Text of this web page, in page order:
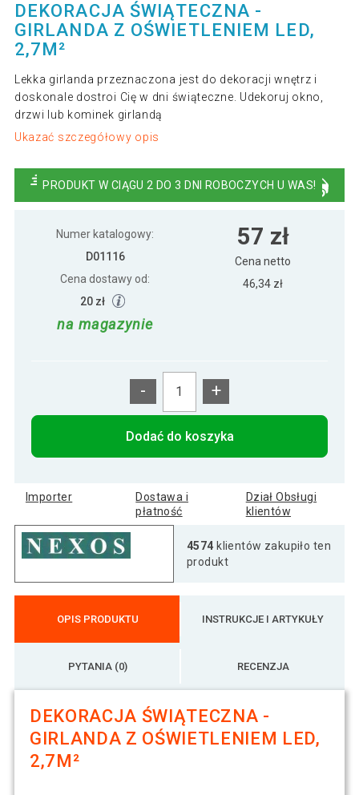
DEKORACJA ŚWIĄTECZNA -
GIRLANDA Z OŚWIETLENIEM LED,
2,7M²
Lekka girlanda przeznaczona jest do dekoracji wnętrz i
doskonale dostroi Cię w dni świąteczne. Udekoruj okno,
drzwi lub kominek girlandą
Ukazać szczegółowy opis
PRODUKT W CIĄGU 2 DO 3 DNI ROBOCZYCH U WAS!
Numer katalogowy:
D01116
Cena dostawy od:
20 zł
na magazynie
57 zł
Cena netto
46,34 zł
- +
Dodać do koszyka
Importer
Dostawa i
płatność
Dział Obsługi
klientów
4574 klientów zakupiło ten
produkt
OPIS PRODUKTU INSTRUKCJE I ARTYKUŁY
PYTANIA (0) RECENZJA
DEKORACJA ŚWIĄTECZNA -
GIRLANDA Z OŚWIETLENIEM LED,
2,7M²